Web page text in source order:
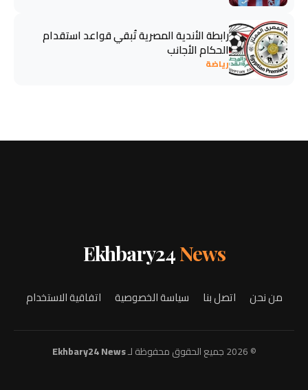
رابطة الأندية المصرية تُبقي قواعد استقدام
الحكام الأجانب
رياضة
Ekhbary24News
من نحن اتصل بنا سياسة الخصوصية اتفاقية الاستخدام
© 2026 جميع الحقوق محفوظة لـ Ekhbary24 News